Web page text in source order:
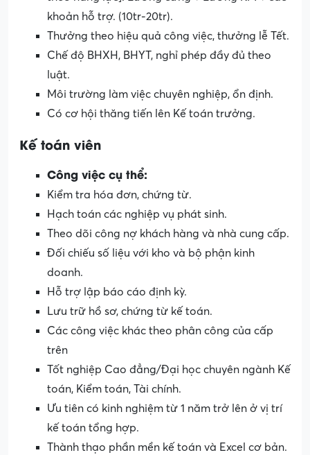
khoản hỗ trợ. (10tr-20tr).
Thưởng theo hiệu quả công việc, thưởng lễ Tết.
Chế độ BHXH, BHYT, nghỉ phép đầy đủ theo
luật.
Môi trường làm việc chuyên nghiệp, ổn định.
Có cơ hội thăng tiến lên Kế toán trưởng.
Kế toán viên
Công việc cụ thể:
Kiểm tra hóa đơn, chứng từ.
Hạch toán các nghiệp vụ phát sinh.
Theo dõi công nợ khách hàng và nhà cung cấp.
Đối chiếu số liệu với kho và bộ phận kinh
doanh.
Hỗ trợ lập báo cáo định kỳ.
Lưu trữ hồ sơ, chứng từ kế toán.
Các công việc khác theo phân công của cấp
trên
Tốt nghiệp Cao đẳng/Đại học chuyên ngành Kế
toán, Kiểm toán, Tài chính.
Ưu tiên có kinh nghiệm từ 1 năm trở lên ở vị trí
kế toán tổng hợp.
Thành thạo phần mền kế toán và Excel cơ bản.